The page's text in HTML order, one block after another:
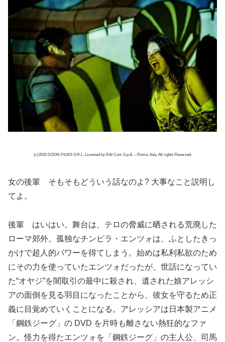
(c)2015 GOON FILMS S.R.L. Licensed by RAI Com S.p.A. – Rome, Italy. All rights Reserved.
女の後輩 そもそもどういう話なのよ? 大事なこと説明し
てよ。
後輩 はいはい。舞台は、テロの脅威に晒される荒廃した
ローマ郊外。孤独なチンピラ・エンツォは、ふとしたきっ
かけで超人的パワーを得てしまう。始めは私利私欲のため
にその力を使っていたエンツォだったが、世話になってい
た“オヤジ”を闇取引の最中に殺され、遺された娘アレッシ
アの面倒を見る羽目になったことから、彼女を守るため正
義に目覚めていくことになる。アレッシアは日本製アニメ
「鋼鉄ジーグ」の DVD を片時も離さない熱狂的なファ
ン。怪力を得たエンツォを「鋼鉄ジーグ」の主人公、司馬